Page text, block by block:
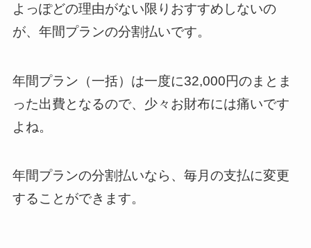
よっぽどの理由がない限りおすすめしないの
が、年間プランの分割払いです。
年間プラン（一括）は一度に32,000円のまとま
った出費となるので、少々お財布には痛いです
よね。
年間プランの分割払いなら、 毎月の支払に変更
することができます。